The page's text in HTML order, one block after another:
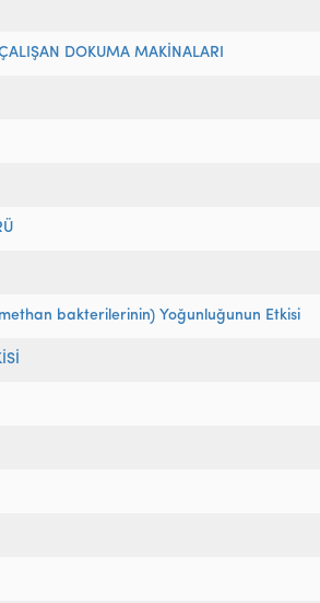
DOKUMA MAKİNALARI
bakterilerinin) Yoğunluğunun Etkisi